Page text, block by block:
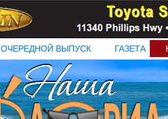
ОЧЕРЕДНОЙ ВЫПУСК ГАЗЕТА